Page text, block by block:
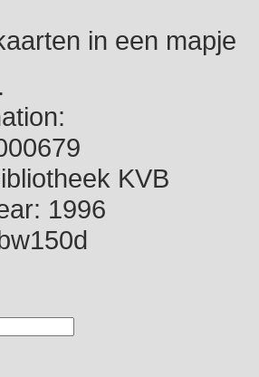
in een mapje
KVB
1996